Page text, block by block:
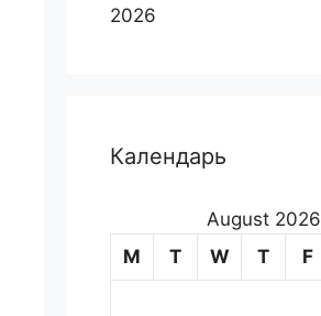
2026
Календарь
August 2026
M
T W T F